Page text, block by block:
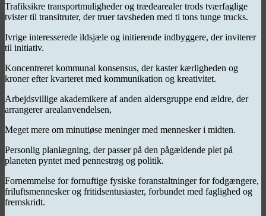
Trafiksikre transportmuligheder og trædearealer trods tværfaglige
tvister til transitruter, der truer tavsheden med ti tons tunge trucks.
Ivrige interesserede ildsjæle og initierende indbyggere, der inviterer
til initiativ.
Koncentreret kommunal konsensus, der kaster kærligheden og
kroner efter kvarteret med kommunikation og kreativitet.
Arbejdsvillige akademikere af anden aldersgruppe end ældre, der
arrangerer arealanvendelsen,
Meget mere om minutiøse meninger med mennesker i midten.
Personlig planlægning, der passer på den pågældende plet på
planeten pyntet med pennestrøg og politik.
Fornemmelse for fornuftige fysiske foranstaltninger for fodgængere,
friluftsmennesker og fritidsentusiaster, forbundet med faglighed og
fremskridt.